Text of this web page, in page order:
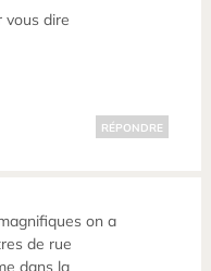
vous dire
RÉPONDRE
on a
de rue
dans la